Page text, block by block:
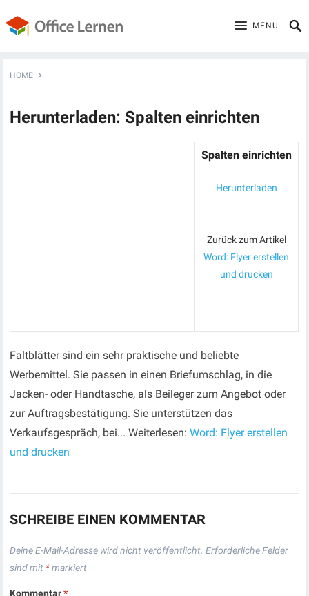
MENU
HOME
Herunterladen: Spalten einrichten
Spalten einrichten
Herunterladen
Zurück zum Artikel
Word: Flyer erstellen
und drucken
Faltblätter sind ein sehr praktische und beliebte
Werbemittel. Sie passen in einen Briefumschlag, in die
Jacken- oder Handtasche, als Beileger zum Angebot oder
zur Auftragsbestätigung. Sie unterstützen das
Verkaufsgespräch, bei... Weiterlesen:Word: Flyer erstellen
und drucken
SCHREIBE EINEN KOMMENTAR
Deine E-Mail-Adresse wird nicht veröffentlicht. Erforderliche Felder
sind mit *markiert
Kommentar*